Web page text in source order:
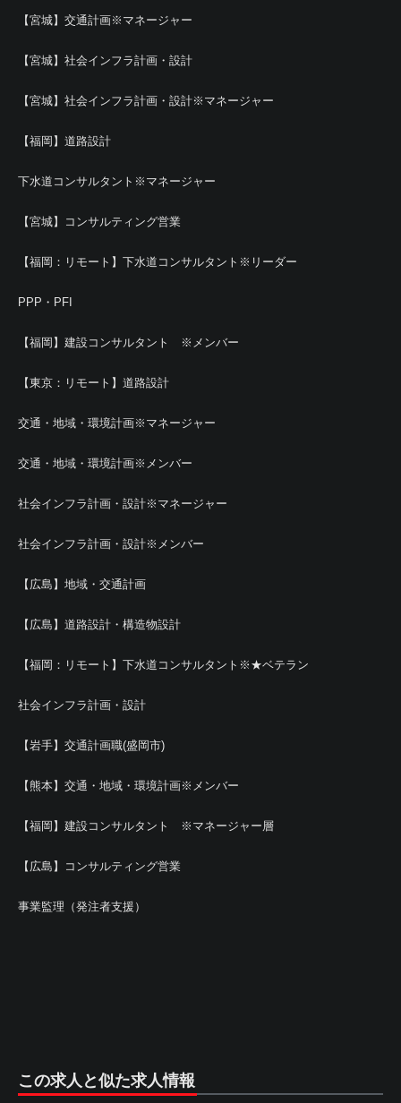
【宮城】交通計画※マネージャー
【宮城】社会インフラ計画・設計
【宮城】社会インフラ計画・設計※マネージャー
【福岡】道路設計
下水道コンサルタント※マネージャー
【宮城】コンサルティング営業
【福岡：リモート】下水道コンサルタント※リーダー
PPP・PFI
【福岡】建設コンサルタント ※メンバー
【東京：リモート】道路設計
交通・地域・環境計画※マネージャー
交通・地域・環境計画※メンバー
社会インフラ計画・設計※マネージャー
社会インフラ計画・設計※メンバー
【広島】地域・交通計画
【広島】道路設計・構造物設計
【福岡：リモート】下水道コンサルタント※★ベテラン
社会インフラ計画・設計
【岩手】交通計画職(盛岡市)
【熊本】交通・地域・環境計画※メンバー
【福岡】建設コンサルタント ※マネージャー層
【広島】コンサルティング営業
事業監理（発注者支援）
この求人と似た求人情報